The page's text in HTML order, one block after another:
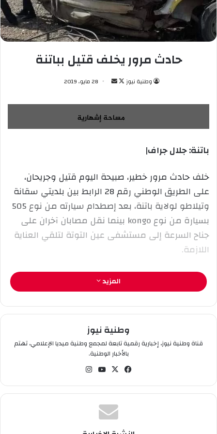
حادث مرور يخلف قتيل بباتنة
وطنية نيوز
ت
ب
ع
ع
س
ل
ب
ا
ل
ك
ت
و
ا
28 مايو، 2019
باتنة: جلال جراف|
خلف حادث مرور خطير، صبيحة اليوم قتيل وجريحان،
على الطريق الوطني رقم 28 الرابط بين بلديتي سقانة
وتيلاطو لولاية باتنة، بعد إصطدام سيارته من نوع 505
بسيارة من نوع kongo بينما نقل مصابان آخران على
جناح السرعة إلى مستشفى عين التوتة لتلقي العناية
اللازمة.
المزيد
وطنية نيوز
قناة وطنية نيوز، إخبارية رقمية تابعة لمجمع وطنية ميديا الإعلامي، تهتم
بالأخبار الوطنية.
في
وك
‫X
‫You
e ام